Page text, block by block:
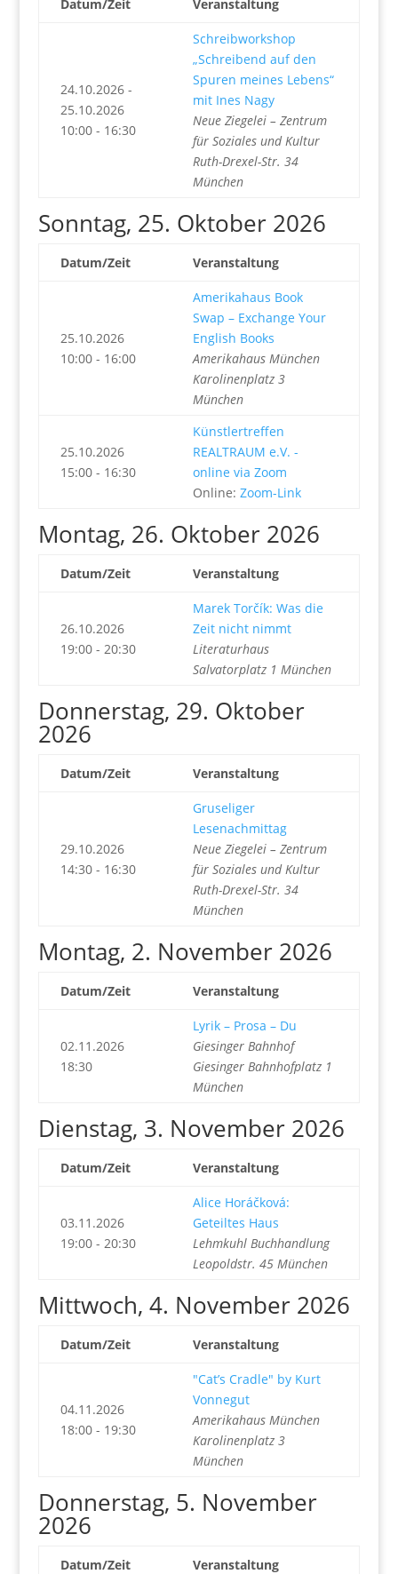
Datum/Zeit Veranstaltung
24.10.2026 -
25.10.2026
10:00 - 16:30
Schreibworkshop
„Schreibend auf den
Spuren meines Lebens“
mit Ines Nagy
Neue Ziegelei – Zentrum
für Soziales und Kultur
Ruth-Drexel-Str. 34
München
Sonntag, 25. Oktober 2026
Datum/Zeit Veranstaltung
25.10.2026
10:00 - 16:00
Amerikahaus Book
Swap – Exchange Your
English Books
Amerikahaus München
Karolinenplatz 3
München
25.10.2026
15:00 - 16:30
Künstlertreffen
REALTRAUM e.V. -
online via Zoom
Online: Zoom-Link
Montag, 26. Oktober 2026
Datum/Zeit Veranstaltung
26.10.2026
19:00 - 20:30
Marek Torčík: Was die
Zeit nicht nimmt
Literaturhaus
Salvatorplatz 1 München
Donnerstag, 29. Oktober
2026
Datum/Zeit Veranstaltung
29.10.2026
14:30 - 16:30
Gruseliger
Lesenachmittag
Neue Ziegelei – Zentrum
für Soziales und Kultur
Ruth-Drexel-Str. 34
München
Montag, 2. November 2026
Datum/Zeit Veranstaltung
02.11.2026
18:30
Lyrik – Prosa – Du
Giesinger Bahnhof
Giesinger Bahnhofplatz 1
München
Dienstag, 3. November 2026
Datum/Zeit Veranstaltung
03.11.2026
19:00 - 20:30
Alice Horáčková:
Geteiltes Haus
Lehmkuhl Buchhandlung
Leopoldstr. 45 München
Mittwoch, 4. November 2026
Datum/Zeit Veranstaltung
04.11.2026
18:00 - 19:30
"Cat’s Cradle" by Kurt
Vonnegut
Amerikahaus München
Karolinenplatz 3
München
Donnerstag, 5. November
2026
Datum/Zeit Veranstaltung